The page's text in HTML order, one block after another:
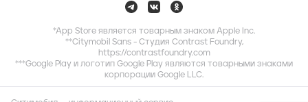
*App Store является товарным знаком Apple Inc.
**Citymobil Sans - Студия Contrast Foundry,
https://contrastfoundry.com
***Google Play и логотип Google Play являются товарными знаками
корпорации Google LLC.